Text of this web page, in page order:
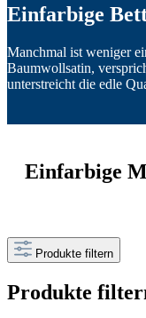
Einfarbige
Manchmal ist weniger
Baumwollsatin,
unterstreicht die edle
Einfarbige
Produkte filtern
Produkte